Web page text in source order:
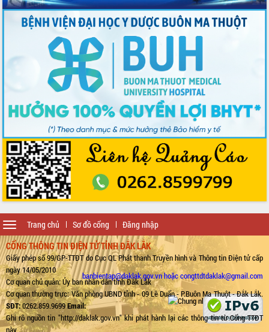
Trang chủ Sơ đồ cổng Đăng nhập
Toggle
navigation
CỔNG THÔNG TIN ĐIỆN TỬ TỈNH ĐẮK LẮK
Giấy phép số 99/GP-TTĐT do Cục QL Phát thanh Truyền hình và Thông tin Điện tử cấp
ngày 14/05/2010
Cơ quan chủ quản: Ủy ban nhân dân tỉnh Đắk Lắk
Cơ quan thường trực: Văn phòng UBND tỉnh - 09 Lê Duẩn - P.Buôn Ma Thuột - Đắk Lắk.
SĐT:0262.859.9699Email:
banbientap@daklak.gov.vn hoặc congttdtdaklak@gmail.com
Ghi rõ nguồn tin "http://daklak.gov.vn" khi phát hành lại các thông tin từ Cổng TTĐT
này